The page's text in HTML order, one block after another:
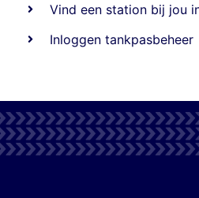
Vind een station bij jou
Inloggen tankpasbeheer